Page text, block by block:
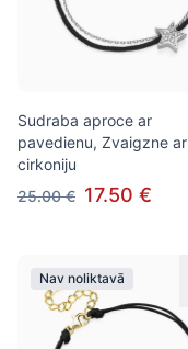
Sudraba aproce ar
pavedienu, Zvaigzne ar
cirkoniju
25.00 € 17.50 €
Nav noliktavā